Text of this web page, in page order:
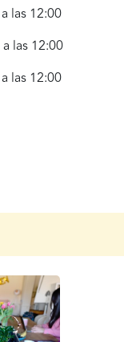
las 12:00
las 12:00
las 12:00
a las 12:00
las 12:00
12:00
a las 12:00
las 12:00